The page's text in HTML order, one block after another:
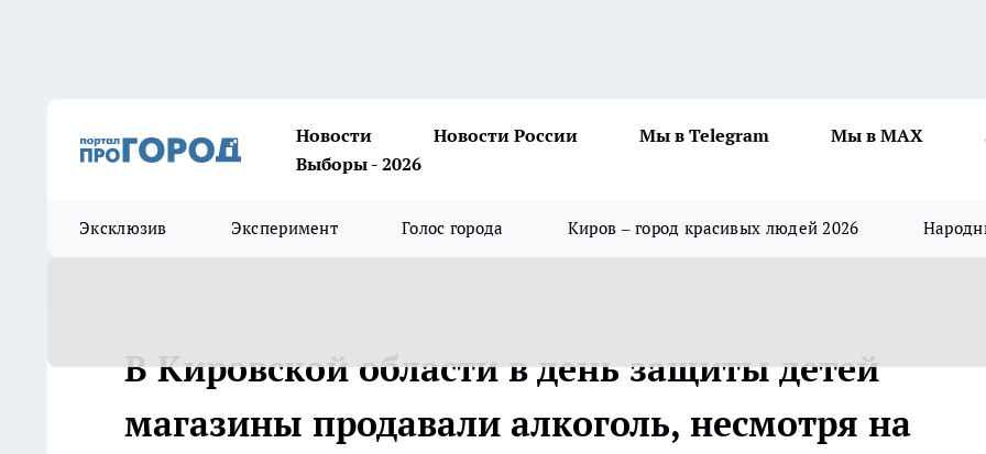
Новости Новости России Мы в Telegram Мы в MAX
Выборы - 2026
Эксклюзив Эксперимент Голос города Киров – город красивых людей 2026
В Кировской области в день защиты детей
магазины продавали алкоголь, несмотря на